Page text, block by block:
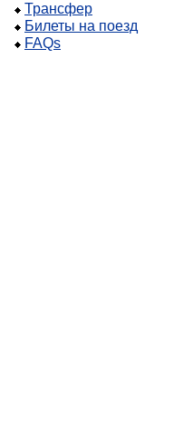
Трансфер
Билеты на поезд
FAQs